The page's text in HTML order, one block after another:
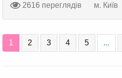
2616 переглядів м. Київ
1 2 3 4 5 ...